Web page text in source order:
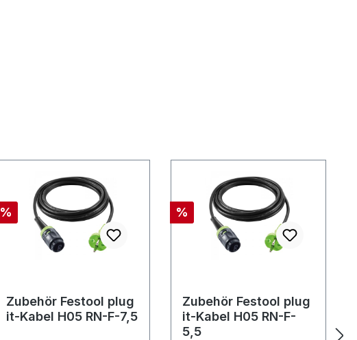
Rabatt
%
Zubehör Festool plug
it-Kabel H05 RN-F-7,5
Rabatt
%
Zubehör Festool plug
it-Kabel H05 RN-F-
5,5